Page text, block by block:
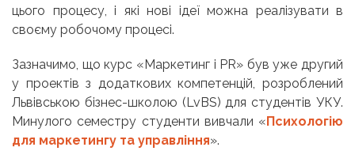
цього процесу, і які нові ідеї можна реалізувати в
своєму робочому процесі.
Зазначимо, що курс «Маркетинг і PR» був уже другий
у проектів з додаткових компетенцій, розроблений
Львівською бізнес-школою (LvBS) для студентів УКУ.
Минулого семестру студенти вивчали «Психологію
для маркетингу та управління».